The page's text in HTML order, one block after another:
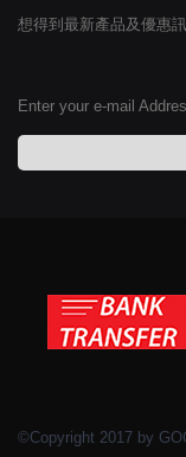
想得到最新產品及優惠
Enter your e-mail
©Copyright 2017 by